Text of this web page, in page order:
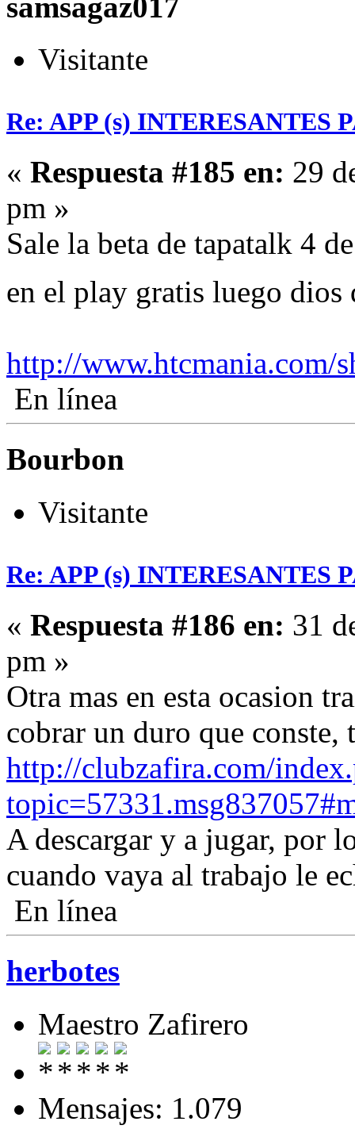
Visitante
Re: APP (s) INTERESANTES
« Respuesta #185 en: 29
pm »
Sale la beta de tapatalk 4
en el play gratis luego
http://www.htcmania.com/
En línea
Bourbon
Visitante
Re: APP (s) INTERESANTES
« Respuesta #186 en: 31
pm »
Otra mas en esta ocasion
cobrar un duro que conste,
http://clubzafira.com/
A descargar y a jugar, por
cuando vaya al trabajo le
En línea
herbotes
Maestro Zafirero
Mensajes: 1.079